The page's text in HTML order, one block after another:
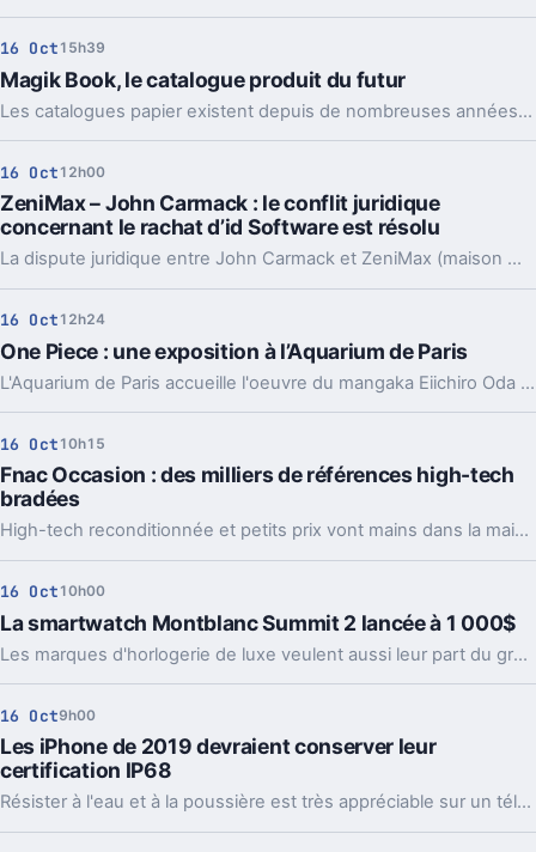
16 Oct 15h39
Magik Book, le catalogue produit du futur
Les catalogues papier existent depuis de nombreuses années mais aujourd'hui, dans une démarche plus respectueuse de l'environnement et avec les technologies modernes, des solutions existent. Voici le Magik Book.
16 Oct 12h00
ZeniMax – John Carmack : le conflit juridique
concernant le rachat d’id Software est résolu
La dispute juridique entre John Carmack et ZeniMax (maison mère de Bethesda) est désormais de l'histoire ancienne.
16 Oct 12h24
One Piece : une exposition à l’Aquarium de Paris
L'Aquarium de Paris accueille l'oeuvre du mangaka Eiichiro Oda afin de mettre en avant les liens forts avec la culture nippone et l'univers marin.
16 Oct 10h15
Fnac Occasion : des milliers de références high-tech
bradées
High-tech reconditionnée et petits prix vont mains dans la main jusqu'au 22 octobre.
16 Oct 10h00
La smartwatch Montblanc Summit 2 lancée à 1 000$
Les marques d'horlogerie de luxe veulent aussi leur part du gros gâteau des smartwatches. Certaines sont déjà bien implantées. Montblanc dévoile aujourd'hui sa Montblanc Summit 2.
16 Oct9h00
Les iPhone de 2019 devraient conserver leur
certification IP68
Résister à l'eau et à la poussière est très appréciable sur un téléphone aujourd'hui. La certification IP68, notamment, est un critère de sélection pour certains. Et les iPhone de l'année prochain devraient conserver la leur.